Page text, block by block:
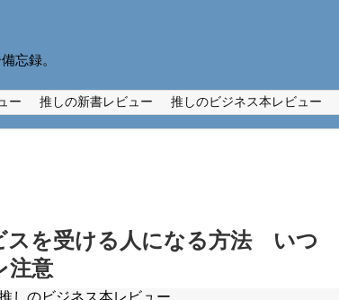
忘録。
ー 推しの新書レビュー 推しのビジネス本レビュー
スを受ける人になる方法 いつ
意